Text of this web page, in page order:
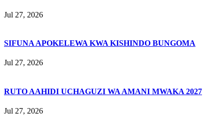
Jul 27, 2026
SIFUNA APOKELEWA KWA KISHINDO BUNGOMA
Jul 27, 2026
RUTO AAHIDI UCHAGUZI WA AMANI MWAKA 2027
Jul 27, 2026